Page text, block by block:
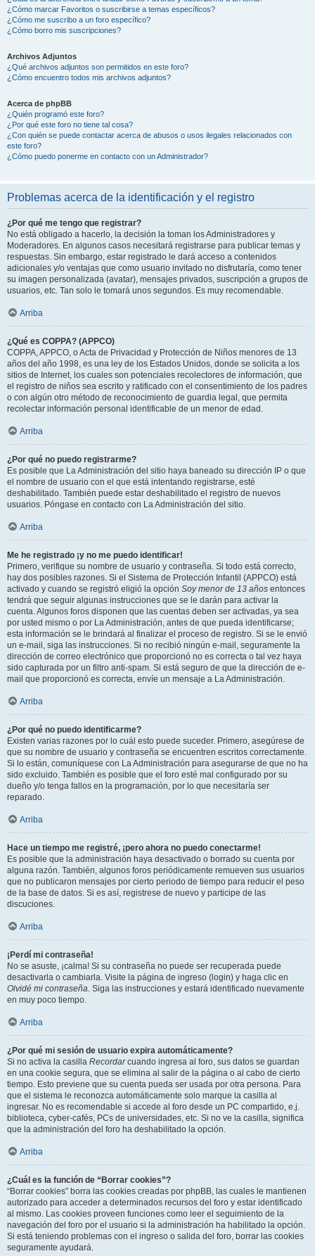
¿Cómo marcar Favoritos o suscribirse a temas específicos?
¿Cómo me suscribo a un foro específico?
¿Cómo borro mis suscripciones?
Archivos Adjuntos
¿Qué archivos adjuntos son permitidos en este foro?
¿Cómo encuentro todos mis archivos adjuntos?
Acerca de phpBB
¿Quién programó este foro?
¿Por qué este foro no tiene tal cosa?
¿Con quién se puede contactar acerca de abusos o usos ilegales relacionados con
este foro?
¿Cómo puedo ponerme en contacto con un Administrador?
Problemas acerca de la identificación y el registro
¿Por qué me tengo que registrar?
No está obligado a hacerlo, la decisión la toman los Administradores y
Moderadores. En algunos casos necesitará registrarse para publicar temas y
respuestas. Sin embargo, estar registrado le dará acceso a contenidos
adicionales y/o ventajas que como usuario invitado no disfrutaría, como tener
su imagen personalizada (avatar), mensajes privados, suscripción a grupos de
usuarios, etc. Tan solo le tomará unos segundos. Es muy recomendable.
Arriba
¿Qué es COPPA? (APPCO)
COPPA, APPCO, o Acta de Privacidad y Protección de Niños menores de 13
años del año 1998, es una ley de los Estados Unidos, donde se solicita a los
sitios de Internet, los cuales son potenciales recolectores de información, que
el registro de niños sea escrito y ratificado con el consentimiento de los padres
o con algún otro método de reconocimiento de guardia legal, que permita
recolectar información personal identificable de un menor de edad.
Arriba
¿Por qué no puedo registrarme?
Es posible que La Administración del sitio haya baneado su dirección IP o que
el nombre de usuario con el que está intentando registrarse, esté
deshabilitado. También puede estar deshabilitado el registro de nuevos
usuarios. Póngase en contacto con La Administración del sitio.
Arriba
Me he registrado ¡y no me puedo identificar!
Primero, verifique su nombre de usuario y contraseña. Si todo está correcto,
hay dos posibles razones. Si el Sistema de Protección Infantil (APPCO) está
activado y cuando se registró eligió la opción Soy menor de 13 años entonces
tendrá que seguir algunas instrucciones que se le darán para activar la
cuenta. Algunos foros disponen que las cuentas deben ser activadas, ya sea
por usted mismo o por La Administración, antes de que pueda identificarse;
esta información se le brindará al finalizar el proceso de registro. Si se le envió
un e-mail, siga las instrucciones. Si no recibió ningún e-mail, seguramente la
dirección de correo electrónico que proporcionó no es correcta o tal vez haya
sido capturada por un filtro anti-spam. Si está seguro de que la dirección de e-
mail que proporcionó es correcta, envíe un mensaje a La Administración.
Arriba
¿Por qué no puedo identificarme?
Existen varias razones por lo cuál esto puede suceder. Primero, asegúrese de
que su nombre de usuario y contraseña se encuentren escritos correctamente.
Si lo están, comuníquese con La Administración para asegurarse de que no ha
sido excluido. También es posible que el foro esté mal configurado por su
dueño y/o tenga fallos en la programación, por lo que necesitaría ser
reparado.
Arriba
Hace un tiempo me registré, ¡pero ahora no puedo conectarme!
Es posible que la administración haya desactivado o borrado su cuenta por
alguna razón. También, algunos foros periódicamente remueven sus usuarios
que no publicaron mensajes por cierto periodo de tiempo para reducir el peso
de la base de datos. Si es así, registrese de nuevo y participe de las
discuciones.
Arriba
¡Perdí mi contraseña!
No se asuste, ¡calma! Si su contraseña no puede ser recuperada puede
desactivarla o cambiarla. Visite la página de ingreso (login) y haga clic en
Olvidé mi contraseña. Siga las instrucciones y estará identificado nuevamente
en muy poco tiempo.
Arriba
¿Por qué mi sesión de usuario expira automáticamente?
Si no activa la casilla Recordarcuando ingresa al foro, sus datos se guardan
en una cookie segura, que se elimina al salir de la página o al cabo de cierto
tiempo. Esto previene que su cuenta pueda ser usada por otra persona. Para
que el sistema le reconozca automáticamente solo marque la casilla al
ingresar. No es recomendable si accede al foro desde un PC compartido, e.j.
biblioteca, cyber-cafés, PCs de universidades, etc. Si no ve la casilla, significa
que la administración del foro ha deshabilitado la opción.
Arriba
¿Cuál es la función de “Borrar cookies”?
“Borrar cookies” borra las cookies creadas por phpBB, las cuales le mantienen
autorizado para acceder a determinados recursos del foro y estar identificado
al mismo. Las cookies proveen funciones como leer el seguimiento de la
navegación del foro por el usuario si la administración ha habilitado la opción.
Si está teniendo problemas con el ingreso o salida del foro, borrar las cookies
seguramente ayudará.